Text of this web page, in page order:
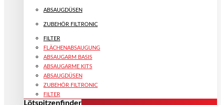
ABSAUGDÜSEN
ZUBEHÖR FILTRONIC
FILTER
FLÄCHENABSAUGUNG
ABSAUGARM BASIS
ABSAUGARME KITS
ABSAUGDÜSEN
ZUBEHÖR FILTRONIC
FILTER
Lötspitzenfinder